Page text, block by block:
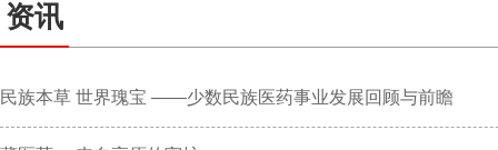
资讯
民族本草 世界瑰宝 ——少数民族医药事业发展回顾与前瞻